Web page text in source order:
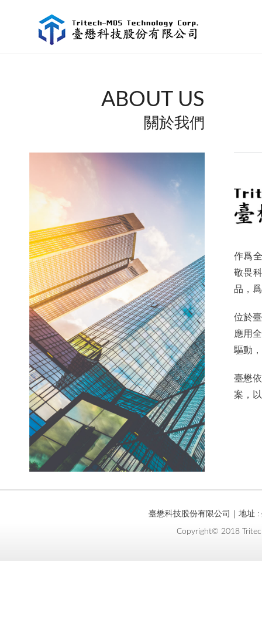
ABOUT US
關於我們
作爲
敬畏
品，
位於
應用
驅動
臺懋
案，
臺懋科技股份有限公司｜地址
Copyright© 2018